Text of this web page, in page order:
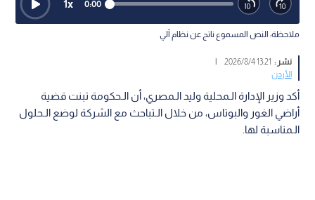
0:00
1x
ملاحظة: النص المسموع ناتج عن نظام آلي
نشر : 13:21 2026/8/4
|
الأردن
أكد وزير الإدارة الـمحلية وليد الـمصري، أن الـحكومة تبنت قضية
أراضي الغور والبوتاس، من خلال الـتباحث مع الشركة لوضع الـحلول
الـمناسبة لها.